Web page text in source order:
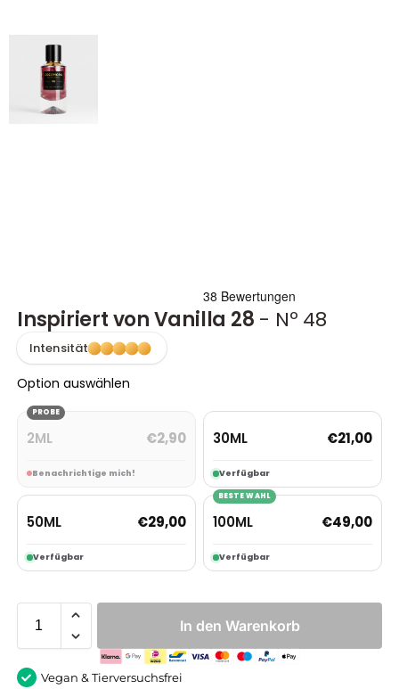
Inspiriert von Vanilla 28 - Nº 48
Intensität
Option auswählen
PROBE
2ML
Benachrichtige mich!
€2,90 30ML
Verfügbar
€21,00
50ML
Verfügbar
€29,00
BESTE WAHL
100ML
Verfügbar
€49,00
In den Warenkorb
Vegan & Tierversuchsfrei